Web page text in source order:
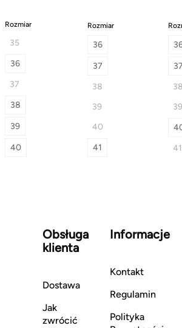
Rozmiar
35
36
37
38
39
40
Rozmiar
36
37
38
39
40
41
39
41
Obsługa
klienta
Dostawa
Jak
zwrócić
Informacje
Kontakt
Regulamin
Polityka